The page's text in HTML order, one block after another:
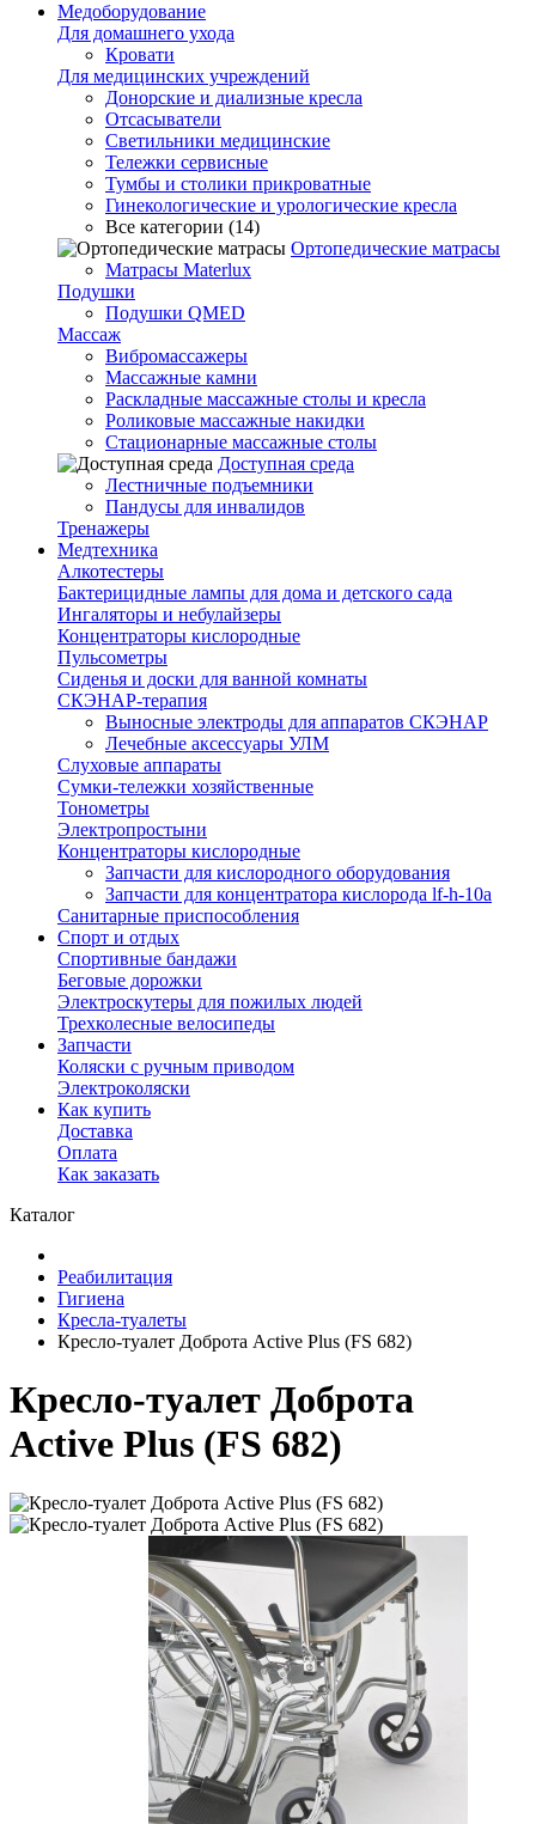
Медоборудование
Для домашнего ухода
Кровати
Для медицинских учреждений
Донорские и диализные кресла
Отсасыватели
Светильники медицинские
Тележки сервисные
Тумбы и столики прикроватные
Гинекологические и урологические кресла
Все категории (14)
Ортопедические матрасы
Матрасы Materlux
Подушки
Подушки QMED
Массаж
Вибромассажеры
Массажные камни
Раскладные массажные столы и кресла
Роликовые массажные накидки
Стационарные массажные столы
Доступная среда
Лестничные подъемники
Пандусы для инвалидов
Тренажеры
Mедтехника
Алкотестеры
Бактерицидные лампы для дома и детского сада
Ингаляторы и небулайзеры
Концентраторы кислородные
Пульсометры
Сиденья и доски для ванной комнаты
СКЭНАР-терапия
Выносные электроды для аппаратов СКЭНАР
Лечебные аксессуары УЛМ
Слуховые аппараты
Сумки-тележки хозяйственные
Тонометры
Электропростыни
Концентраторы кислородные
Запчасти для кислородного оборудования
Запчасти для концентратора кислорода lf-h-10a
Санитарные приспособления
Спорт и отдых
Спортивные бандажи
Беговые дорожки
Электроскутеры для пожилых людей
Трехколесные велосипеды
Запчасти
Коляски с ручным приводом
Электроколяски
Как купить
Доставка
Оплата
Как заказать
Каталог
Реабилитация
Гигиена
Кресла-туалеты
Кресло-туалет Доброта Active Plus (FS 682)
Кресло-туалет Доброта
Active Plus (FS 682)